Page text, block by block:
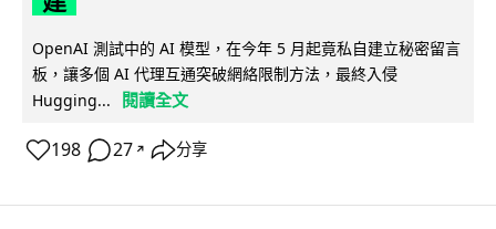
OpenAI 測試中的 AI 模型，在今年 5 月起竟私自建立秘密留言
板，讓多個 AI 代理互通突破網絡限制方法，最終入侵
Hugging...
閱讀全文
198 27 ↗ 分享